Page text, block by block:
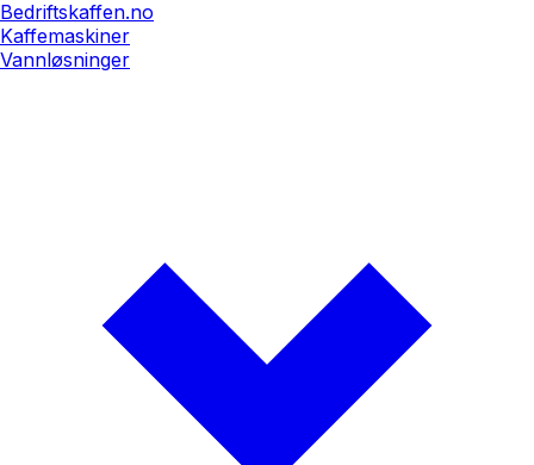
Bedriftskaffen.no
Kaffemaskiner
Vannløsninger